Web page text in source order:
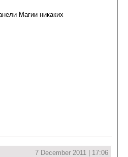
Магии никаких
7 December 2011 | 17:06